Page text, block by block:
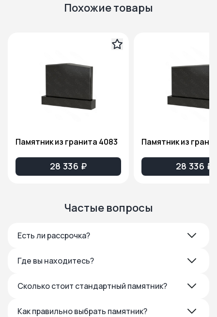
Похожие товары
Памятник из гранита 4083
28 336 ₽
Памятник из
28 336 ₽
Частые вопросы
Есть ли рассрочка?
Где вы находитесь?
Сколько стоит стандартный памятник?
Как правильно выбрать памятник?